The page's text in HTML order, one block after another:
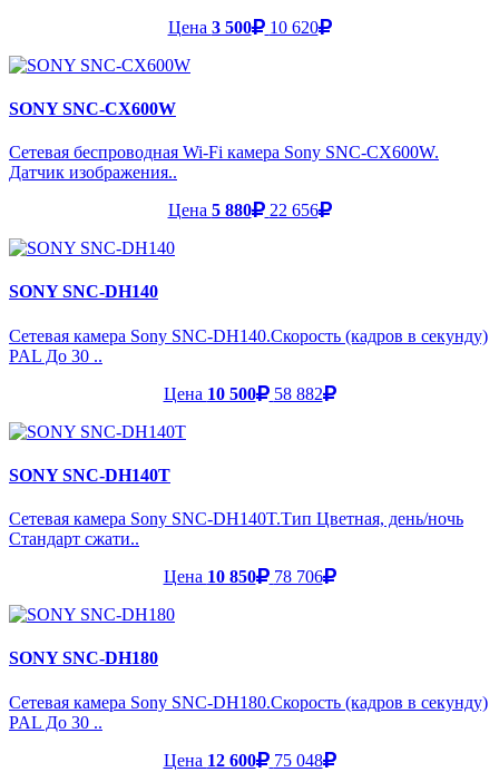
Цена 3 500 10 620
SONY SNC-CX600W
Сетевая беспроводная Wi-Fi камера Sony SNC-CX600W.
Датчик изображения..
Цена 5 880 22 656
SONY SNC-DH140
Сетевая камера Sony SNC-DH140.Скорость (кадров в секунду)
PAL До 30 ..
Цена 10 500 58 882
SONY SNC-DH140T
Сетевая камера Sony SNC-DH140T.Тип Цветная, день/ночь
Стандарт сжати..
Цена 10 850 78 706
SONY SNC-DH180
Сетевая камера Sony SNC-DH180.Скорость (кадров в секунду)
PAL До 30 ..
Цена 12 600 75 048